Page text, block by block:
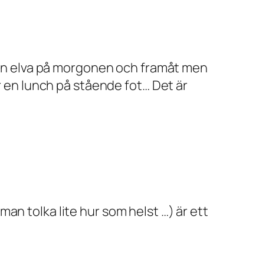
elva på morgonen och framåt men
lunch på stående fot… Det är
tolka lite hur som helst …) är ett